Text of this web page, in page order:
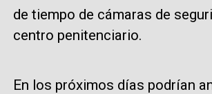
de tiempo de cámaras de
centro penitenciario.
En los próximos días podrían